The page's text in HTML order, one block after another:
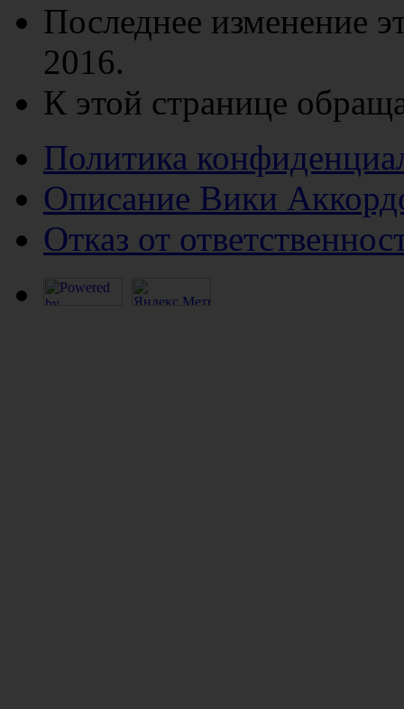
Последнее изменение
2016.
К этой странице
Политика
Описание Вики
Отказ от